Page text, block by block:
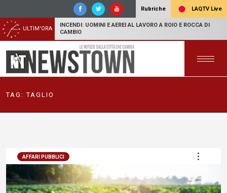
Rubriche LAQTV Live
ULTIM'ORA
INCENDI: UOMINI E AEREI AL LAVORO A ROIO E ROCCA DI
CAMBIO
TAG:TAGLIO
AFFARI PUBBLICI